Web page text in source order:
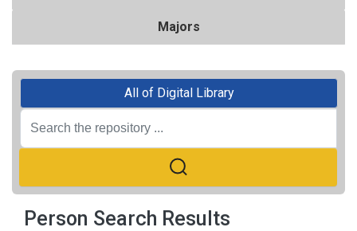
Majors
All of Digital Library
Person Search Results